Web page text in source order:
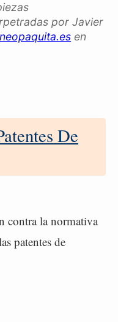
por Javier
en
De
contra la normativa
patentes de